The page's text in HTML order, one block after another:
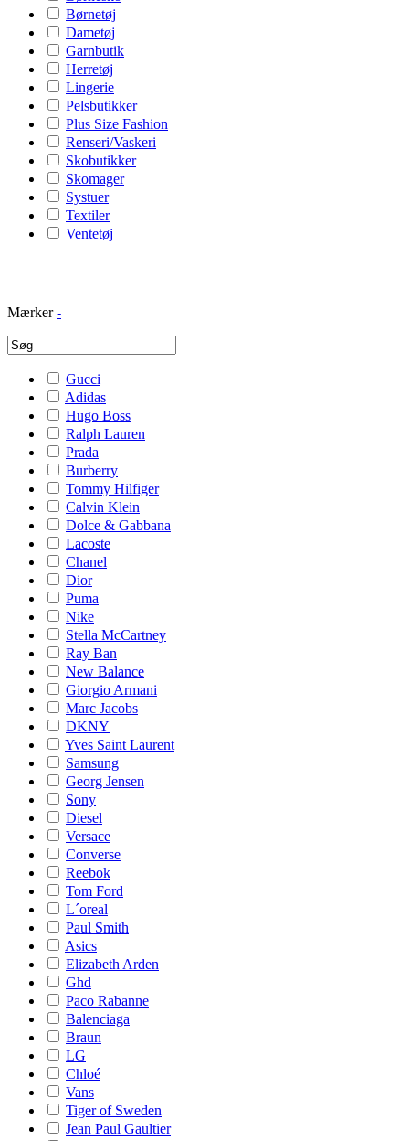
Børnetøj
Dametøj
Garnbutik
Herretøj
Lingerie
Pelsbutikker
Plus Size Fashion
Renseri/Vaskeri
Skobutikker
Skomager
Systuer
Textiler
Ventetøj
Mærker -
Gucci
Adidas
Hugo Boss
Ralph Lauren
Prada
Burberry
Tommy Hilfiger
Calvin Klein
Dolce & Gabbana
Lacoste
Chanel
Dior
Puma
Nike
Stella McCartney
Ray Ban
New Balance
Giorgio Armani
Marc Jacobs
DKNY
Yves Saint Laurent
Samsung
Georg Jensen
Sony
Diesel
Versace
Converse
Reebok
Tom Ford
L´oreal
Paul Smith
Asics
Elizabeth Arden
Ghd
Paco Rabanne
Balenciaga
Braun
LG
Chloé
Vans
Tiger of Sweden
Jean Paul Gaultier